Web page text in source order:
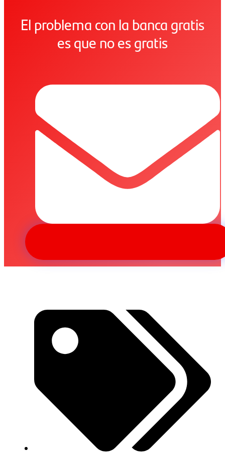
El problema con la banca gratis
es que no es gratis